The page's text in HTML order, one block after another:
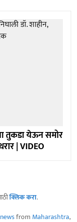
तुकडा येऊन समोर
| VIDEO
क्लिक करा.
from Maharashtra,